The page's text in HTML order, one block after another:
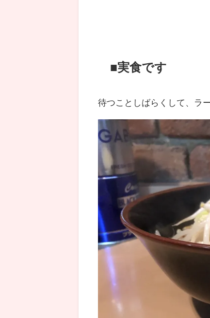
■実食です
待つことしばらくして、ラ